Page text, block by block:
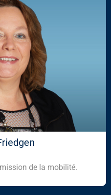
de la mobilité.